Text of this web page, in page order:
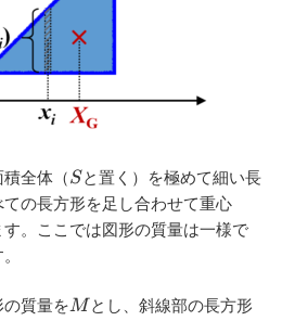
全体（S
Sと置く）を極めて細い長
の長方形を足し合わせて重心
す。ここでは図形の質量は一様で
質量をM
Mとし、斜線部の長方形